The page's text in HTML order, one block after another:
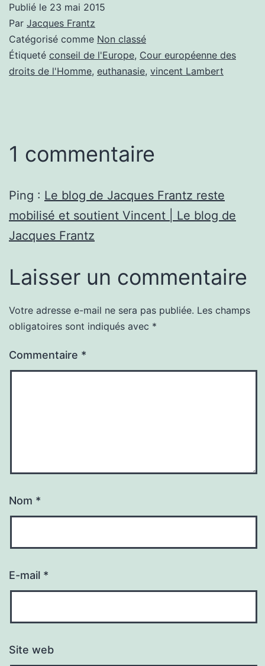
Publié le 23 mai 2015
Par Jacques Frantz
Catégorisé comme Non classé
Étiqueté conseil de l'Europe, Cour européenne des
droits de l'Homme, euthanasie, vincent Lambert
1 commentaire
Ping : Le blog de Jacques Frantz reste
mobilisé et soutient Vincent | Le blog de
Jacques Frantz
Laisser un commentaire
Votre adresse e-mail ne sera pas publiée. Les champs
obligatoires sont indiqués avec *
Commentaire *
Nom *
E-mail *
Site web